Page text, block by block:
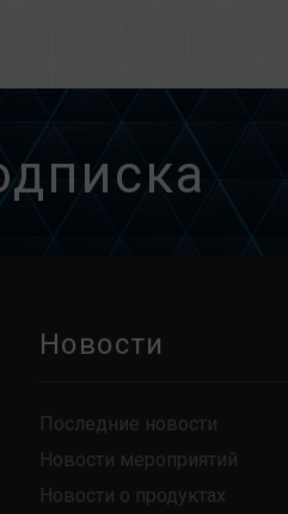
Новости
Последние новости
Новости мероприятий
Новости о продуктах